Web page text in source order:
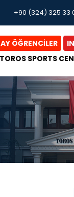
+90 (324) 325 33
ÖĞRENCİLER
TOROS SPORTS